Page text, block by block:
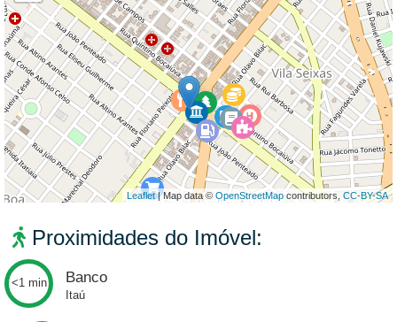
Leaflet| Map data © OpenStreetMap contributors, CC-BY-SA
Proximidades do Imóvel:
<1 min Banco
Itaú